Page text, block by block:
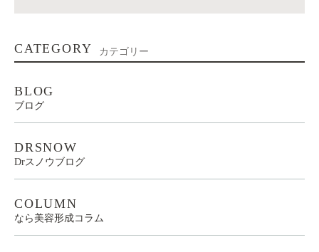
CATEGORY カテゴリー
BLOG
ブログ
DRSNOW
Drスノウブログ
COLUMN
なら美容形成コラム